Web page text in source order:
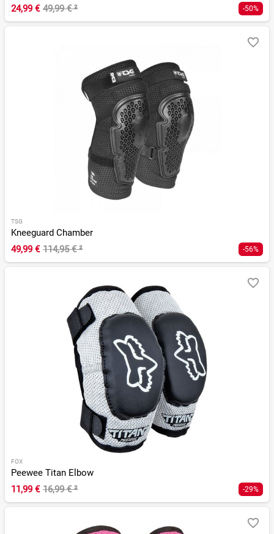
24,99 € 49,99 €² -50%
TSG
Kneeguard Chamber
49,99 € 114,95 €² -56%
FOX
Peewee Titan Elbow
11,99 € 16,99 €² -29%